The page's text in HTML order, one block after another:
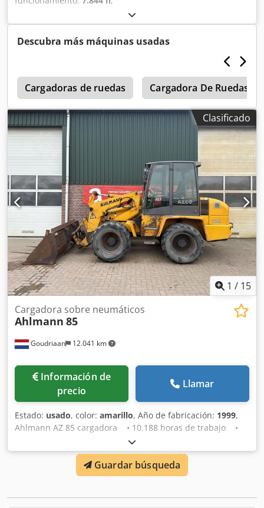
Descubra más máquinas usadas
Cargadoras de ruedas Cargadora De Ruedas
Clasificado
1 / 15
Goudriaan 12.041 km
Cargadora sobre neumáticos
Ahlmann 85
Información de
precio
Llamar
Estado: usado, color: amarillo, Año de fabricación: 1999,
Ahlmann AZ 85 cargadora • 10.188 horas de trabajo •
Motor revisado • Neumáticos anchos • Brazo oscilante
Dwodsy Na H Nepfx Adhsa • Cuchara y horquillas para
palets • Matrícula • Directamente del trabajo Estado:
Usado Año de fabricación: 1999
Guardar búsqueda